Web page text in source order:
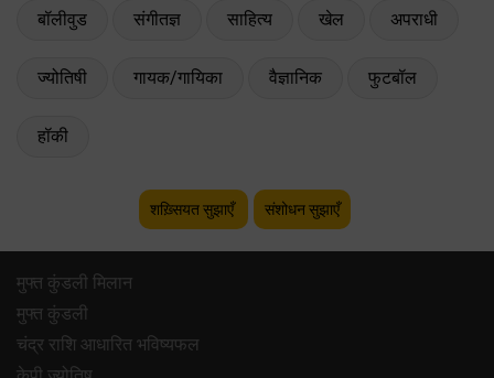
बॉलीवुड संगीतज्ञ साहित्य खेल अपराधी
ज्योतिषी गायक/गायिका वैज्ञानिक फुटबॉल
हॉकी
शख़्सियत सुझाएँ संशोधन सुझाएँ
मुफ्त कुंडली मिलान
मुफ्त कुंडली
चंद्र राशि आधारित भविष्यफल